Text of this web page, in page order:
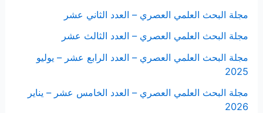
مجلة البحث العلمي العصري – العدد الثاني عشر
مجلة البحث العلمي العصري – العدد الثالث عشر
مجلة البحث العلمي العصري – العدد الرابع عشر – يوليو
2025
مجلة البحث العلمي العصري – العدد الخامس عشر – يناير
2026